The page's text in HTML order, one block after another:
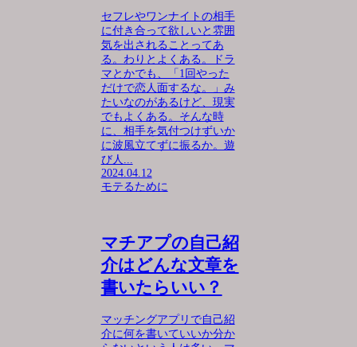
セフレやワンナイトの相手
に付き合って欲しいと雰囲
気を出されることってあ
る。わりとよくある。ドラ
マとかでも、「1回やった
だけで恋人面するな。」み
たいなのがあるけど、現実
でもよくある。そんな時
に、相手を気付つけずいか
に波風立てずに振るか。遊
び人...
2024.04.12
モテるために
マチアプの自己紹
介はどんな文章を
書いたらいい？
マッチングアプリで自己紹
介に何を書いていいか分か